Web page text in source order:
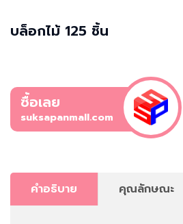
บล็อกไม้ 125 ชิ้น
ซื้อเลย
suksapanmall.com
คำอธิบาย คุณลักษณะ